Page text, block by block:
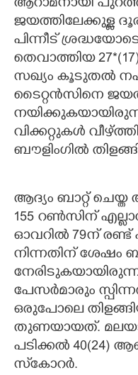
ആറാമനായി
ജയത്തിലേക്കുള്ള
പിന്നീട്
തെവാത്തിയ
സഖ്യം കൂടുതല്‍
ടൈറ്റന്‍സിനെ
വിക്കറ്റുകള്‍
ബൗളിംഗില്‍
ആദ്യം ബാറ്റ്
155 റണ്‍സിന്
ഓവറില്‍ 79ന്
നിന്നതിന് ശേഷം
പേസര്‍മാരും
ഒരുപോലെ
തുണയായത്.
പടിക്കല്‍
സ്‌കോറര്‍.